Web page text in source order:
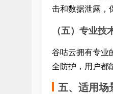
击和数据泄露，
（五）专业技
谷咕云拥有专业
全防护，用户都
五、适用场